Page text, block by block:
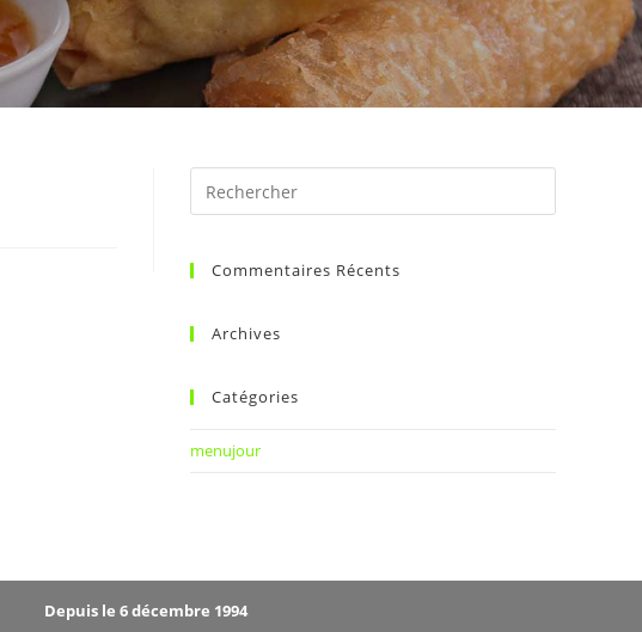
Commentaires Récents
Archives
Catégories
menujour
Depuis le 6 décembre 1994